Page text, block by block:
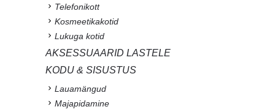
Telefonikott
Kosmeetikakotid
Lukuga kotid
AKSESSUAARID LASTELE
KODU & SISUSTUS
Lauamängud
Majapidamine